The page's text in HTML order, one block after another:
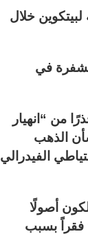
خلال
في
من “انهيار
الذهب
الفيدرالي
أصولًا
فقراً بسبب